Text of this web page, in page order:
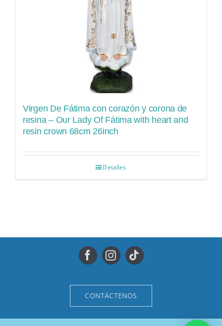
Virgen De Fátima con corazón y corona de
resina – Our Lady Of Fátima with heart and
resin crown 68cm 26inch
Detalles
CONTÁCTENOS